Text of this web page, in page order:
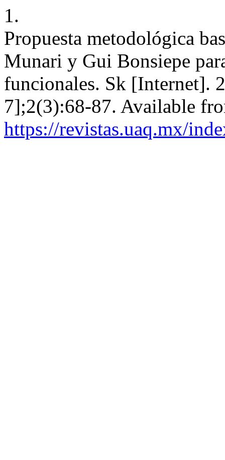
1.
Propuesta metodológica
Munari y Gui Bonsiepe
funcionales. Sk [Internet].
7];2(3):68-87. Available
https://revistas.uaq.mx/